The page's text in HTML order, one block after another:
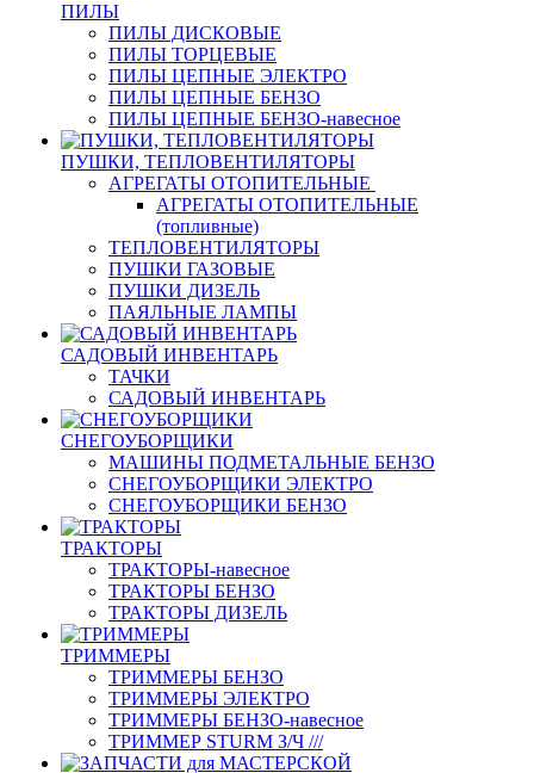
ПИЛЫ
ПИЛЫ ДИСКОВЫЕ
ПИЛЫ ТОРЦЕВЫЕ
ПИЛЫ ЦЕПНЫЕ ЭЛЕКТРО
ПИЛЫ ЦЕПНЫЕ БЕНЗО
ПИЛЫ ЦЕПНЫЕ БЕНЗО-навесное
ПУШКИ, ТЕПЛОВЕНТИЛЯТОРЫ
АГРЕГАТЫ ОТОПИТЕЛЬНЫЕ
АГРЕГАТЫ ОТОПИТЕЛЬНЫЕ
(топливные)
ТЕПЛОВЕНТИЛЯТОРЫ
ПУШКИ ГАЗОВЫЕ
ПУШКИ ДИЗЕЛЬ
ПАЯЛЬНЫЕ ЛАМПЫ
САДОВЫЙ ИНВЕНТАРЬ
ТАЧКИ
САДОВЫЙ ИНВЕНТАРЬ
СНЕГОУБОРЩИКИ
МАШИНЫ ПОДМЕТАЛЬНЫЕ БЕНЗО
СНЕГОУБОРЩИКИ ЭЛЕКТРО
СНЕГОУБОРЩИКИ БЕНЗО
ТРАКТОРЫ
ТРАКТОРЫ-навесное
ТРАКТОРЫ БЕНЗО
ТРАКТОРЫ ДИЗЕЛЬ
ТРИММЕРЫ
ТРИММЕРЫ БЕНЗО
ТРИММЕРЫ ЭЛЕКТРО
ТРИММЕРЫ БЕНЗО-навесное
ТРИММЕР STURM З/Ч ///